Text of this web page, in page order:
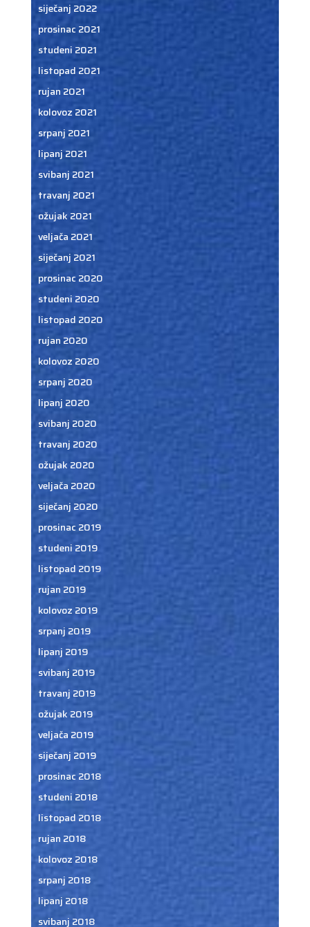
siječanj 2022
prosinac 2021
studeni 2021
listopad 2021
rujan 2021
kolovoz 2021
srpanj 2021
lipanj 2021
svibanj 2021
travanj 2021
ožujak 2021
veljača 2021
siječanj 2021
prosinac 2020
studeni 2020
listopad 2020
rujan 2020
kolovoz 2020
srpanj 2020
lipanj 2020
svibanj 2020
travanj 2020
ožujak 2020
veljača 2020
siječanj 2020
prosinac 2019
studeni 2019
listopad 2019
rujan 2019
kolovoz 2019
srpanj 2019
lipanj 2019
svibanj 2019
travanj 2019
ožujak 2019
veljača 2019
siječanj 2019
prosinac 2018
studeni 2018
listopad 2018
rujan 2018
kolovoz 2018
srpanj 2018
lipanj 2018
svibanj 2018